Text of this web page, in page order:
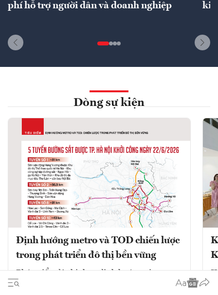
phí hỗ trợ người dân và doanh nghiệp
Dòng sự kiện
Định hướng metro và TOD chiến lược
trong phát triển đô thị bền vững
Phát triển đô thị theo định hướng giao
thông công cộng (TOD) kết hợp với mạng